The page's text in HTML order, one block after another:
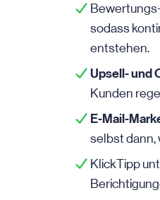
sodass
entstehen.
Upsell- und
Kunden
E-Mail-
selbst dann,
KlickTipp